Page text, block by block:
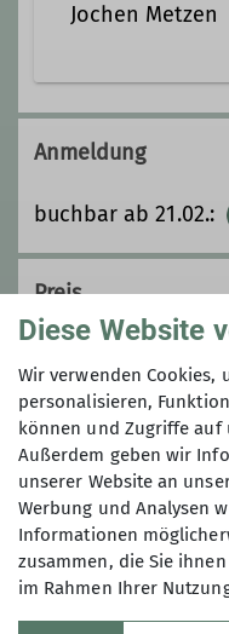
Jochen Metzen
0170
Ämter
Referent
Anmeldung
buchbar ab 21.02.:
Preis
Bergbus
Maximale
8
Diese Website
Wir verwenden Cookies,
personalisieren,
können und Zugriffe auf
Außerdem geben wir
unserer Website an
Werbung und Analysen
Informationen
zusammen, die Sie
im Rahmen Ihrer